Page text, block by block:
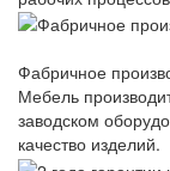
Фабричное
Мебель
заводском
качество изделий.